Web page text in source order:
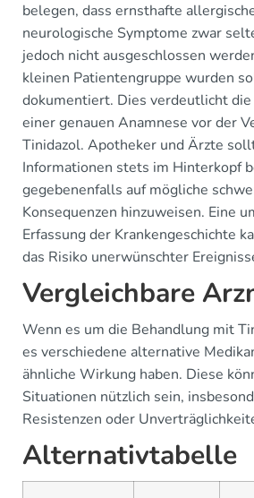
belegen, dass ernsthafte
neurologische Symptome zwar
jedoch nicht ausgeschlossen
kleinen Patientengruppe wurden
dokumentiert. Dies verdeutlicht
einer genauen Anamnese vor der
Tinidazol. Apotheker und Ärzte
Informationen stets im Hinterkopf
gegebenenfalls auf mögliche
Konsequenzen hinzuweisen. Eine
Erfassung der Krankengeschichte
das Risiko unerwünschter
Vergleichbare
Wenn es um die Behandlung mit
es verschiedene alternative
ähnliche Wirkung haben. Diese
Situationen nützlich sein,
Resistenzen oder
Alternativtabelle